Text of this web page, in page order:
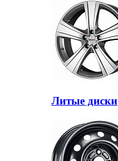
Литые диски